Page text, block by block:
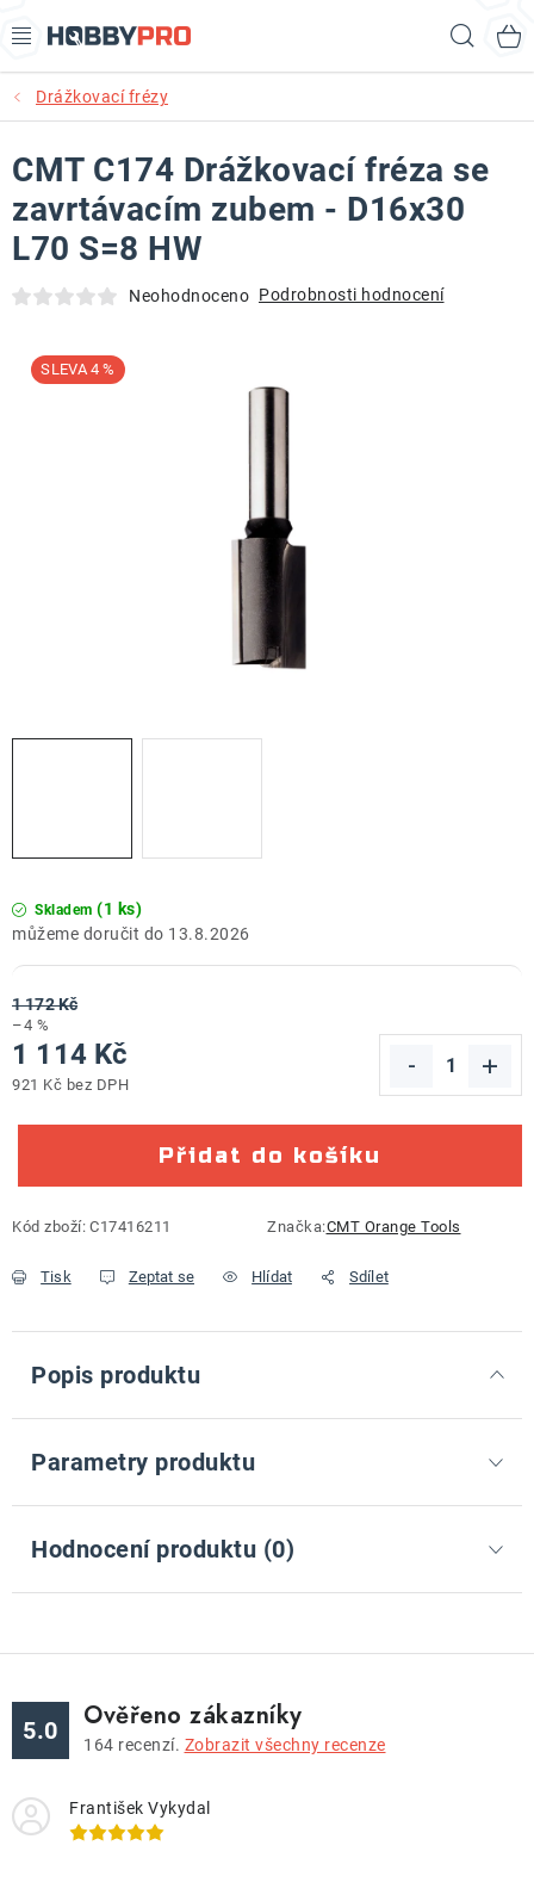
na
AKCE
PRODUKTY
PRODUKTY RECORD POWER
PRODUKTY BENET
Kontakt
Drážkovací frézy
Skladem (1 ks)
13.8.2026
1 172 Kč
–4 %
1 114 Kč
921 Kč bez DPH
Přidat do košíku
Kód zboží: C17416211 Značka:CMT Orange Tools
Tisk Zeptat se Hlídat Sdílet
CMT C174 Drážkovací fréza se
zavrtávacím zubem - D16x30
L70 S=8 HW
Neohodnoceno Podrobnosti hodnocení
4 %
Popis produktu
Parametry produktu
Hodnocení produktu (0)
5.0 Ověřeno zákazníky
164 recenzí. Zobrazit všechny recenze
František Vykydal